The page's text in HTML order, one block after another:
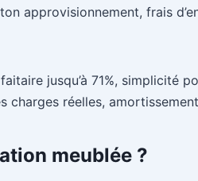
approvisionnement, frais
jusqu’à 71%, simplicité
charges réelles,
meublée ?